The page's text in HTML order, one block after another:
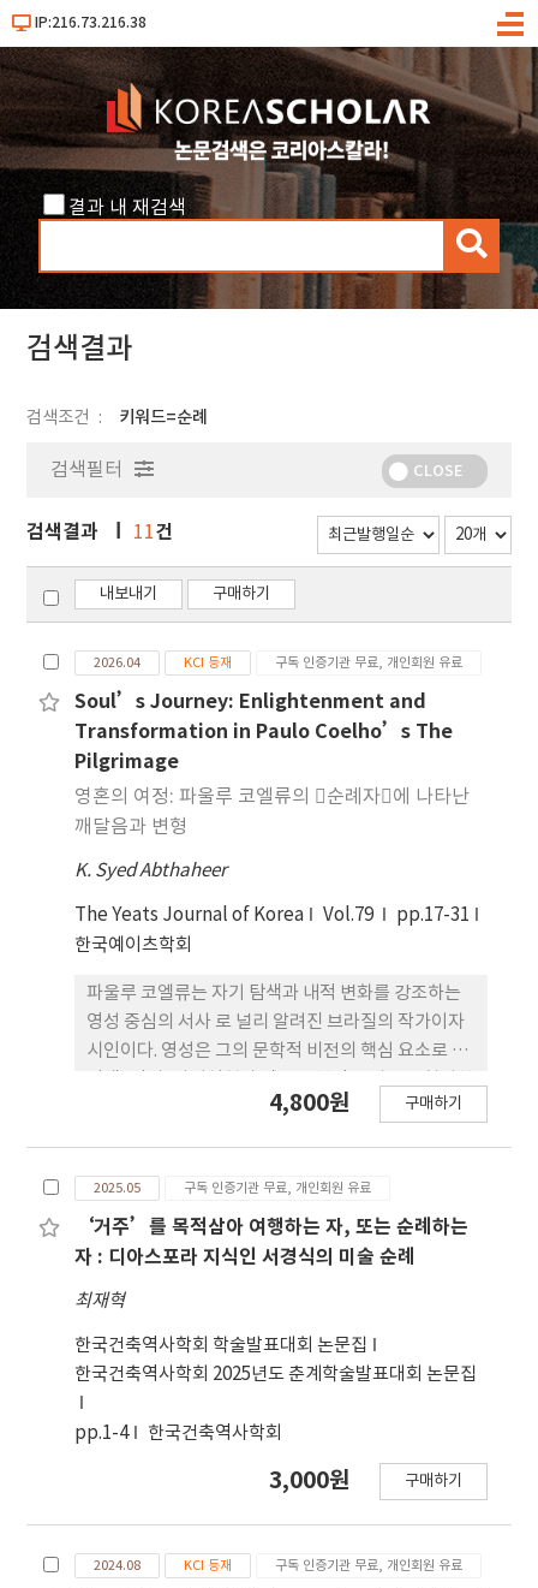
IP:216.73.216.38
메
결과 내 재검색
검
색
검색결과
검색조건 키워드=순례
검색필터 CLOSE
검색결과 11건
내보내기 구매하기
2026.04 KCI 등재 구독 인증기관 무료, 개인회원 유료
Soul’s Journey: Enlightenment and
Transformation in Paulo Coelho’s The
Pilgrimage
영혼의 여정: 파울루 코엘류의 􋺷순례자􋺸에 나타난
깨달음과 변형
K. Syed Abthaheer
The Yeats Journal of Korea Vol.79
pp.17-31
한국예이츠학회
파울루 코엘류는 자기 탐색과 내적 변화를 강조하는
영성 중심의 서사 로 널리 알려진 브라질의 작가이자
시인이다. 영성은 그의 문학적 비전의 핵심 요소로 서
다. 그의 반(半)자전적 소설 􋺷순례자􋺸는 산티아고 순
품은 단순한 육체적·감정적 시련의 묘사를 넘어, 규
율, 신념, 그리고 람(RAM) 전통의 신비적 가르침에
기반한 보다 깊은 심리 적·영적 탐구를 보여준다. 본
한 다. 이 이론은 개인의 성장을 의식과 무의식의 통합
을 통해 전체성에 도달하는 평생의 과정으로 이해한
다. 자아, 그림자, 원형적 상징, 영적 각성과 같은 융의
의심의 순간들을 개성화 과정의 단계로 해석한 다. 이
적 여정으로 기능하며, 이 를 통해 자기 인식과 변형이
숙과 영적 깨달음이 어떻게 상호작 용하는지를 조명
4,800원 구매하기
2025.05 구독 인증기관 무료, 개인회원 유료
‘거주’를 목적삼아 여행하는 자, 또는 순례하는
자 : 디아스포라 지식인 서경식의 미술 순례
최재혁
한국건축역사학회 학술발표대회 논문집
한국건축역사학회 2025년도 춘계학술발표대회 논문집
pp.1-4 한국건축역사학회
3,000원 구매하기
2024.08 KCI 등재 구독 인증기관 무료, 개인회원 유료